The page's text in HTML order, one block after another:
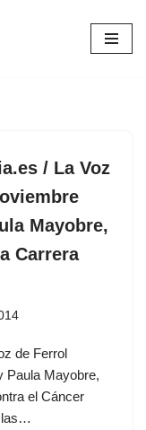
/ La Voz
Mayobre,
Carrera
de Ferrol
Paula Mayobre,
el Cáncer
las…